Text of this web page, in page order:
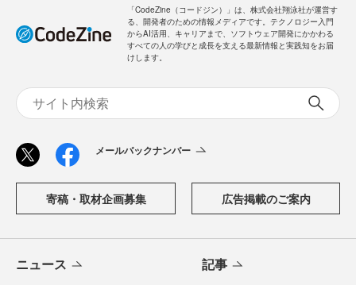
「CodeZine（コードジン）」は、株式会社翔泳社が運営す
る、開発者のための情報メディアです。テクノロジー入門
からAI活用、キャリアまで、ソフトウェア開発にかかわる
すべての人の学びと成長を支える最新情報と実践知をお届
けします。
メールバックナンバー
寄稿・取材企画募集 広告掲載のご案内
ニュース 記事